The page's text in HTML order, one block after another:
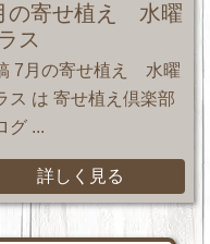
の寄せ植え 水曜
ス
7月の寄せ植え 水曜
ス は 寄せ植え倶楽部
グ ...
詳しく見る